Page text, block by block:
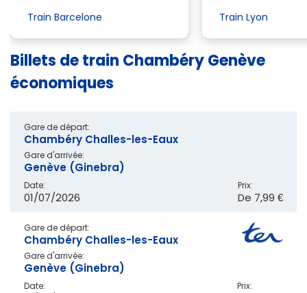
Train Barcelone Train Lyon
Billets de train Chambéry Genève
économiques
Gare de départ:
Chambéry Challes-les-Eaux
Gare d'arrivée:
Genève (Ginebra)
Date:
01/07/2026
Prix:
De 7,99 €
Gare de départ:
Chambéry Challes-les-Eaux
Gare d'arrivée:
Genève (Ginebra)
Date: Prix: